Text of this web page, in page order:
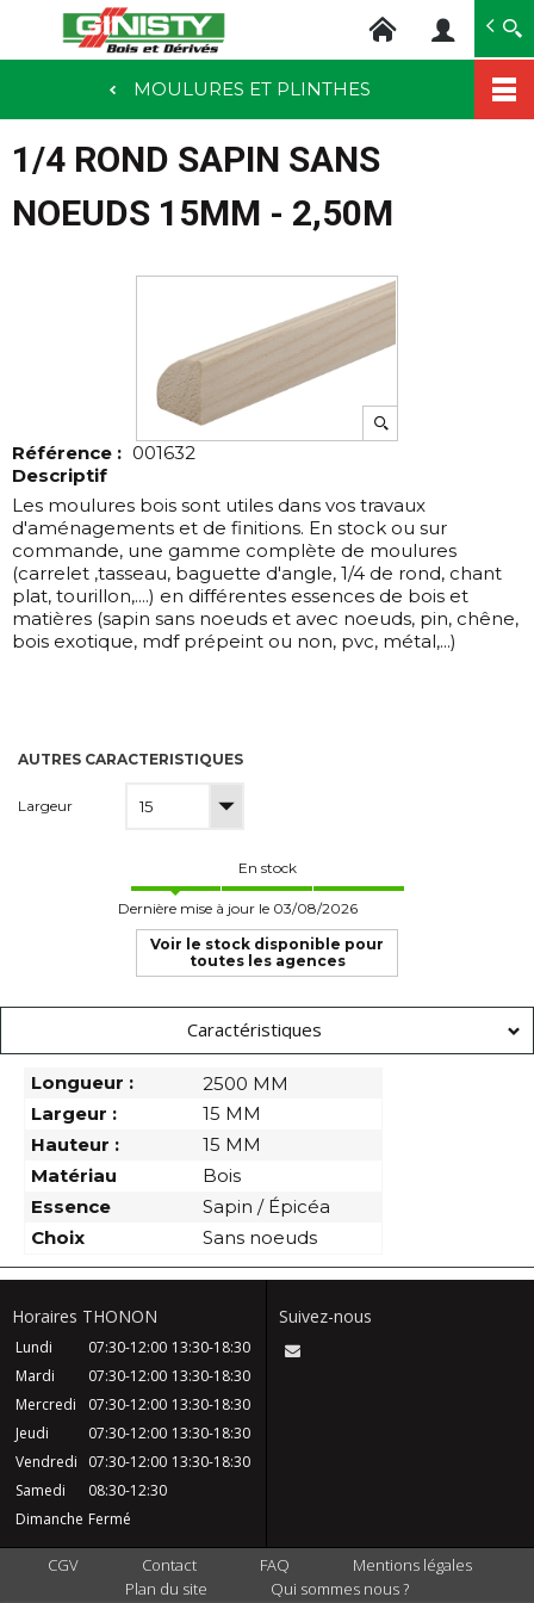
au
contenu
principal
MOULURES ET PLINTHES
1/4 ROND SAPIN SANS
NOEUDS 15MM - 2,50M
Référence : 001632
Descriptif
Les moulures bois sont utiles dans vos travaux
d'aménagements et de finitions. En stock ou sur
commande, une gamme complète de moulures
(carrelet ,tasseau, baguette d'angle, 1/4 de rond, chant
plat, tourillon,....) en différentes essences de bois et
matières (sapin sans noeuds et avec noeuds, pin, chêne,
bois exotique, mdf prépeint ou non, pvc, métal,...)
AUTRES CARACTERISTIQUES
Largeur
En stock
Dernière mise à jour le 03/08/2026
Voir le stock disponible pour
toutes les agences
Caractéristiques
Longueur :
2500 MM
Largeur :
15 MM
Hauteur :
15 MM
Matériau
Bois
Essence
Sapin / Épicéa
Choix
Sans noeuds
Horaires THONON
Lundi 07:30-12:00 13:30-18:30
Mardi
07:30-12:00 13:30-18:30
Mercredi
07:30-12:00 13:30-18:30
Jeudi
07:30-12:00 13:30-18:30
Vendredi
07:30-12:00 13:30-18:30
Samedi
08:30-12:30
Dimanche Fermé
Suivez-nous
CGV Contact FAQ
Mentions légales
Plan du site
Qui sommes nous ?